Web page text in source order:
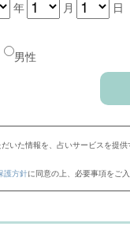
年 月 日
男性
いた情報を、占いサービスを提
護方針に同意の上、必要事項をご入